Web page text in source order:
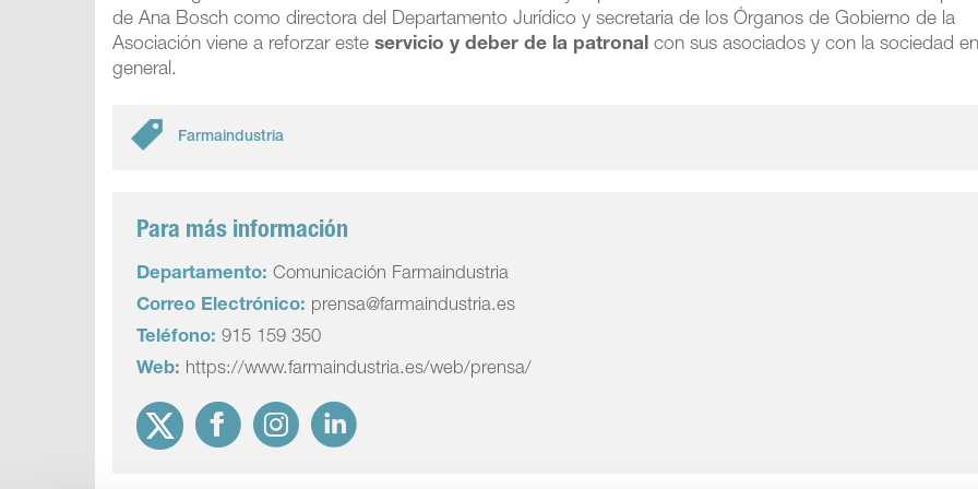
de Ana Bosch como directora del Departamento Jurídico y secretaria de los Órganos de Gobierno de la
Asociación viene a reforzar este servicio y deber de la patronal con sus asociados y con la sociedad
general.
Farmaindustria
Para más información
Departamento: Comunicación Farmaindustria
Correo Electrónico: prensa@farmaindustria.es
Teléfono: 915 159 350
Web: https://www.farmaindustria.es/web/prensa/